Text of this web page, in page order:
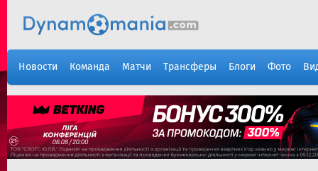
Новости Команда Матчи Трансферы Блоги Фото